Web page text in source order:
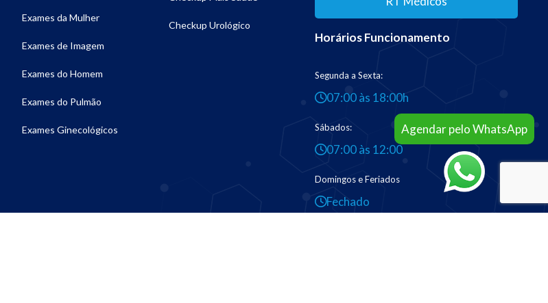
Exames da Mulher
Exames de Imagem
Exames do Homem
Exames do Pulmão
Exames Ginecológicos
Checkup Urológico
Horários Funcionamento
Segunda a Sexta:
07:00 às 18:00h
Sábados:
07:00 às 12:00
Domingos e Feriados
Fechado
Agendar pelo WhatsApp